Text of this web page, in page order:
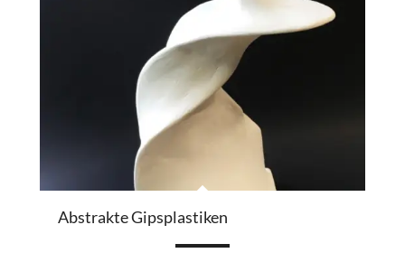
Abstrakte Gipsplastiken